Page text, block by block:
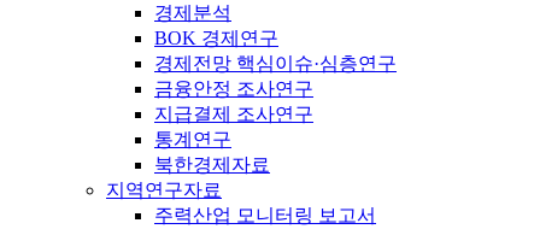
경제분석
BOK 경제연구
경제전망 핵심이슈·심층연구
금융안정 조사연구
지급결제 조사연구
통계연구
북한경제자료
지역연구자료
주력산업 모니터링 보고서